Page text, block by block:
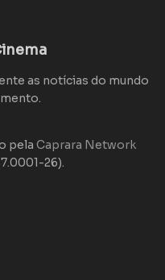
as notícias do mundo
pela Caprara Network
26).